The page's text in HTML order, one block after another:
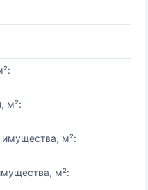
м²:
м²:
м²: